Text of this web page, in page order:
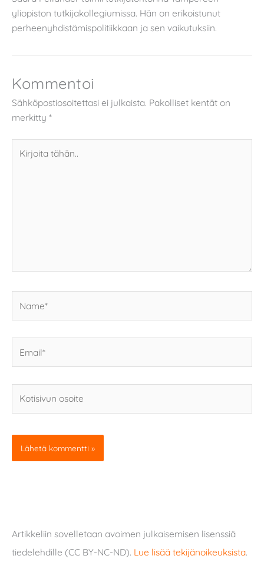
yliopiston tutkijakollegiumissa. Hän on erikoistunut
perheenyhdistämispolitiikkaan ja sen vaikutuksiin.
Kommentoi
Sähköpostiosoitettasi ei julkaista. Pakolliset kentät on
merkitty *
tähän..
osoite
Artikkeliin sovelletaan avoimen julkaisemisen lisenssiä
tiedelehdille (CC BY-NC-ND). Lue lisää tekijänoikeuksista.